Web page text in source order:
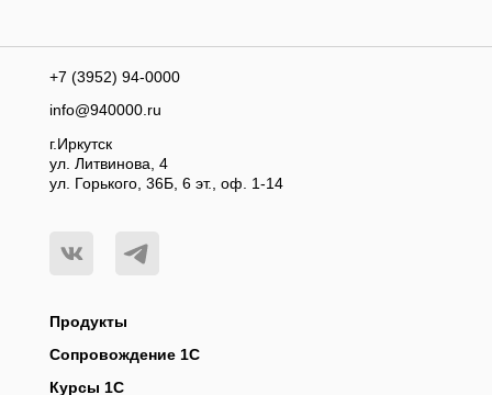
г.Иркутск
Продукты
Сопровождение 1С
Курсы 1С
+7 (3952) 94-0000
info@940000.ru
ул. Горького, 36Б, 6 эт., оф. 1-14
ул. Литвинова, 4